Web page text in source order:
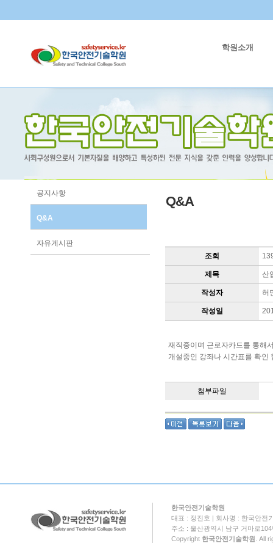
학원소개
공지사항
Q&A
자유게시판
Q&A
조회
제목 산
작성자 허
작성일
재직중이며 근로자카드를 통해
개설중인 강좌나 시간표를 확인
첨부파일
한국안전기술학원
대표 : 정진호 | 회사명 : 한국안전
주소 : 울산광역시 남구 거마로
Copyright 한국안전기술학원 . All